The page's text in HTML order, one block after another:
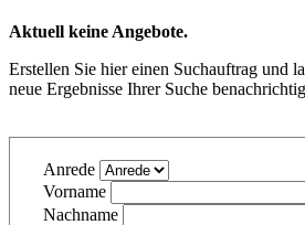
Aktuell keine Angebote.
Erstellen Sie hier einen Suchauftrag und
neue Ergebnisse Ihrer Suche
Anrede
Vorname
Nachname